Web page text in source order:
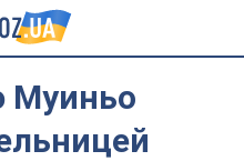
Муиньо